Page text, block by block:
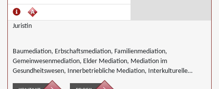
Juristin
Baumediation, Erbschaftsmediation, Familienmediation,
Gemeinwesenmediation, Elder Mediation, Mediation im
Gesundheitswesen, Innerbetriebliche Mediation, Interkulturelle
Mediation, gewerblicher Rechtsschutz, Mediation in IT- Software-